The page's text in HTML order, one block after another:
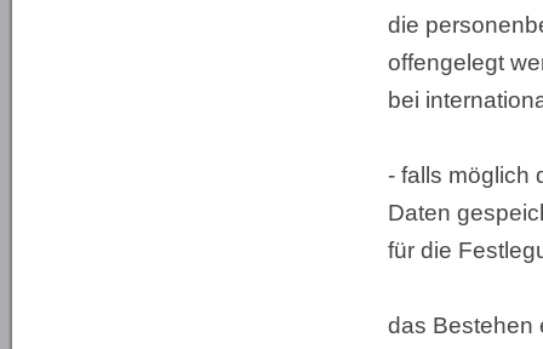
die
offengelegt
bei
- falls möglich
Daten
für die
das Bestehen